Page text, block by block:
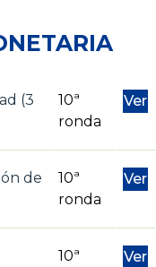
(3
10ª
ronda
Ver
de
10ª
ronda
Ver
10ª
Ver